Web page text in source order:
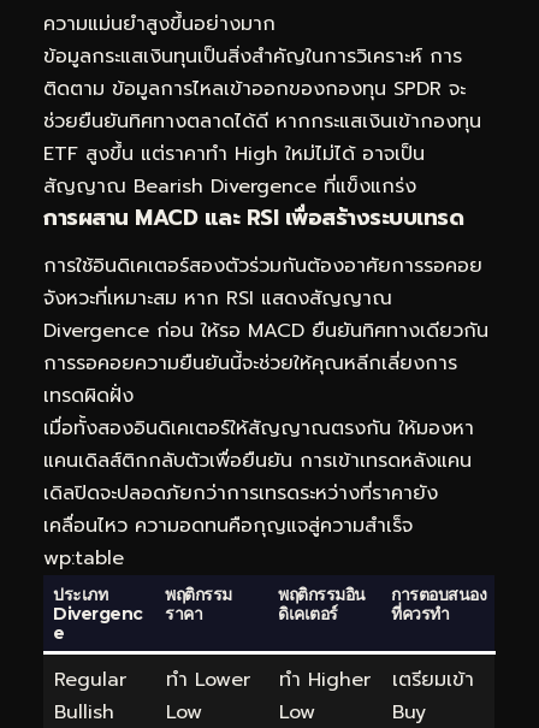
ความแม่นยำสูงขึ้นอย่างมาก
ข้อมูลกระแสเงินทุนเป็นสิ่งสำคัญในการวิเคราะห์ การ
ติดตาม ข้อมูลการไหลเข้าออกของกองทุน SPDR จะ
ช่วยยืนยันทิศทางตลาดได้ดี หากกระแสเงินเข้ากองทุน
ETF สูงขึ้น แต่ราคาทำ High ใหม่ไม่ได้ อาจเป็น
สัญญาณ Bearish Divergence ที่แข็งแกร่ง
การผสาน MACD และ RSI เพื่อสร้างระบบเทรด
การใช้อินดิเคเตอร์สองตัวร่วมกันต้องอาศัยการรอคอย
จังหวะที่เหมาะสม หาก RSI แสดงสัญญาณ
Divergence ก่อน ให้รอ MACD ยืนยันทิศทางเดียวกัน
การรอคอยความยืนยันนี้จะช่วยให้คุณหลีกเลี่ยงการ
เทรดผิดฝั่ง
เมื่อทั้งสองอินดิเคเตอร์ให้สัญญาณตรงกัน ให้มองหา
แคนเดิลส์ติกกลับตัวเพื่อยืนยัน การเข้าเทรดหลังแคน
เดิลปิดจะปลอดภัยกว่าการเทรดระหว่างที่ราคายัง
เคลื่อนไหว ความอดทนคือกุญแจสู่ความสำเร็จ
wp:table
ประเภท
Divergenc
e
พฤติกรรม
ราคา
พฤติกรรมอิน
ดิเคเตอร์
การตอบสนอง
ที่ควรทำ
Regular
Bullish
ทำ Lower
Low
ทำ Higher
Low
เตรียมเข้า
Buy